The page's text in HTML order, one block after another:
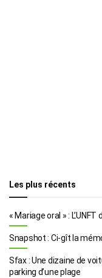
Les plus récents
« Mariage oral » :
Snapshot : Ci-gît la
Sfax : Une dizaine de
parking d’une plage